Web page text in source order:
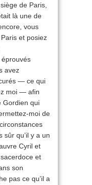
de Paris,
là une de
vous
et posiez
éprouvés
avez
— ce qui
moi — afin
Gordien qui
moi de
sûr qu’il y a un
Cyril et
et
son
pas ce qu’il a